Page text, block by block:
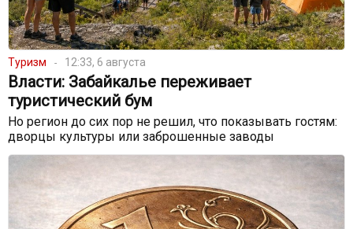
Туризм 12:33, 6 августа
Власти: Забайкалье переживает
туристический бум
Но регион до сих пор не решил, что показывать гостям:
дворцы культуры или заброшенные заводы